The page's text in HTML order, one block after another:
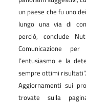
un paese che fu uno
lungo una via di
perciò, conclude
Comunicazione
l’entusiasmo e la
sempre ottimi risultati”.
Aggiornamenti sui
trovate sulla